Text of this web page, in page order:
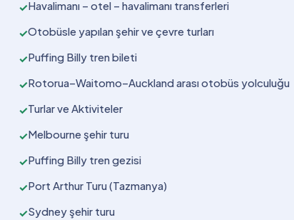
✓Havalimanı – otel – havalimanı transferleri
✓Otobüsle yapılan şehir ve çevre turları
✓Puffing Billy tren bileti
✓Rotorua–Waitomo–Auckland arası otobüs yolculuğu
✓Turlar ve Aktiviteler
✓Melbourne şehir turu
✓Puffing Billy tren gezisi
✓Port Arthur Turu (Tazmanya)
✓Sydney şehir turu